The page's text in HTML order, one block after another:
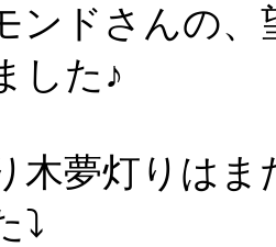
ンドさんの
した♪
木夢灯りは
⤵️